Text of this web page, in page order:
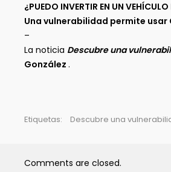
¿PUEDO INVERTIR EN UN
Una vulnerabilidad permite
–
La noticia Descubre una
González .
Etiquetas: Descubre una
Comments are closed.